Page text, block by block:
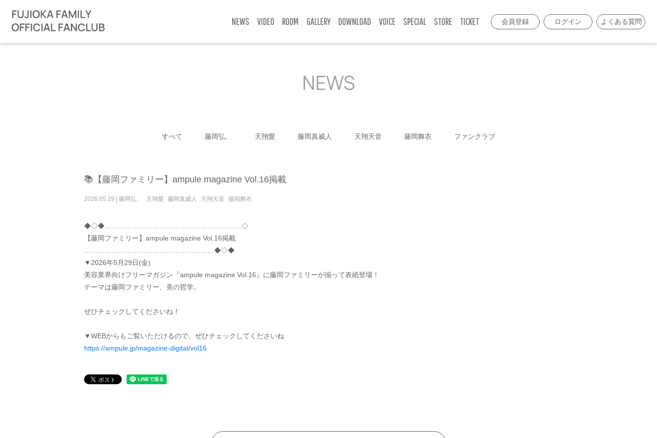
NEWS VIDEO ROOM GALLERY DOWNLOAD VOICE SPECIAL STORE TICKET 会員登録 ログイン よくある質問
NEWS
すべて 藤岡弘、 天翔愛 藤岡真威人 天翔天音 藤岡舞衣 ファンクラブ
📚【藤岡ファミリー】ampule magazine Vol.16掲載
2026.05.29 藤岡弘、 天翔愛 藤岡真威人 天翔天音 藤岡舞衣
◆◇◆……………………………………………………◇
【藤岡ファミリー】ampule magazine Vol.16掲載
…………………………………………………◆◇◆
▼2026年5月29日(金)
美容業界向けフリーマガジン『ampule magazine Vol.16』に藤岡ファミリーが揃って表紙登場！
テーマは藤岡ファミリー、美の哲学。
ぜひチェックしてくださいね！
▼WEBからもご覧いただけるので、ぜひチェックしてくださいね
https://ampule.jp/magazine-digital/vol16